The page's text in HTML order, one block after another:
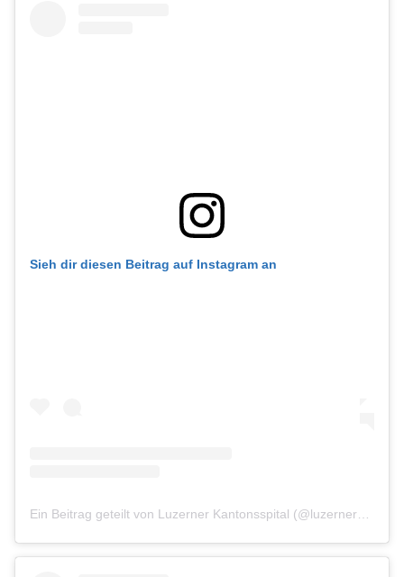
Sieh dir diesen Beitrag auf Instagram an